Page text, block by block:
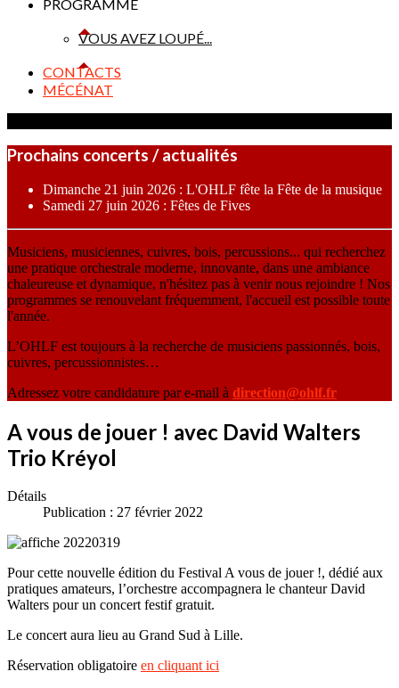
PROGRAMME
VOUS AVEZ LOUPÉ...
CONTACTS
MÉCÉNAT
Prochains concerts / actualités
Dimanche 21 juin 2026 : L'OHLF fête la Fête de la musique
Samedi 27 juin 2026 : Fêtes de Fives
Musiciens, musiciennes, cuivres, bois, percussions... qui recherchez
une pratique orchestrale moderne, innovante, dans une ambiance
chaleureuse et dynamique, n'hésitez pas à venir nous rejoindre ! Nos
programmes se renouvelant fréquemment, l'accueil est possible toute
l'année.
L’OHLF est toujours à la recherche de musiciens passionnés, bois,
cuivres, percussionnistes…
Adressez votre candidature par e-mail à direction@ohlf.fr
A vous de jouer ! avec David Walters
Trio Kréyol
Détails
Publication : 27 février 2022
Pour cette nouvelle édition du Festival A vous de jouer !, dédié aux
pratiques amateurs, l’orchestre accompagnera le chanteur David
Walters pour un concert festif gratuit.
Le concert aura lieu au Grand Sud à Lille.
Réservation obligatoire en cliquant ici